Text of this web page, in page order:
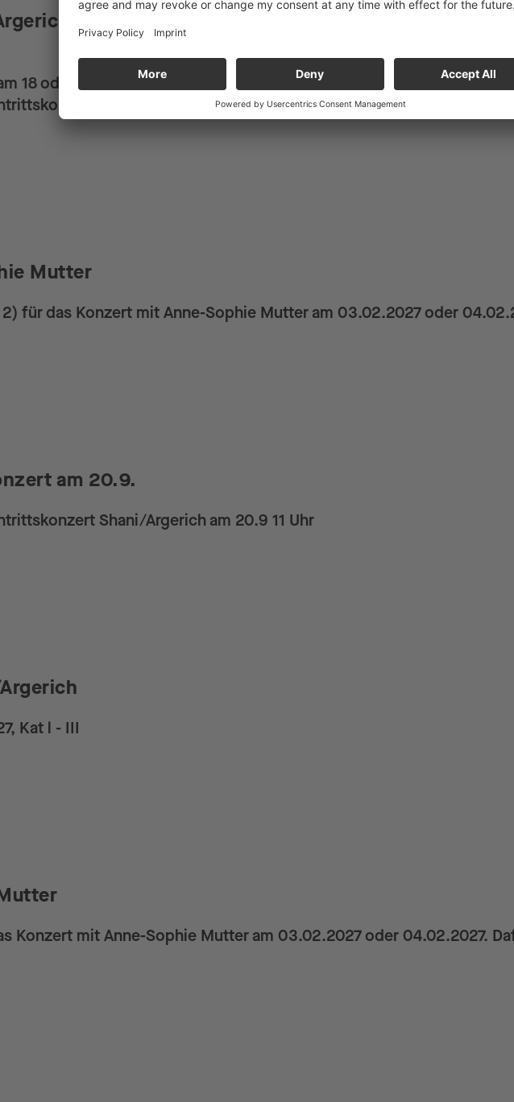
am 18 Oder 19.09.26
18 oder 19..09
Shani/Argerich
Mutter
für das Konzert mit Anne-Sophie Mutter am 03.02.2027 oder
am 20.9.
Shani/Argerich am 20.9 11 Uhr
Kat l - III
Konzert mit Anne-Sophie Mutter am 03.02.2027 oder 04.02.2027.